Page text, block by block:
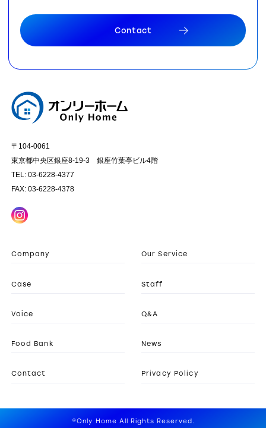
Contact
〒104-0061
東京都中央区銀座8-19-3 銀座竹葉亭ビル4階
TEL: 03-6228-4377
FAX: 03-6228-4378
Company Our Service
Case Staff
Voice Q&A
Food Bank News
Contact Privacy Policy
©Only Home All Rights Reserved.